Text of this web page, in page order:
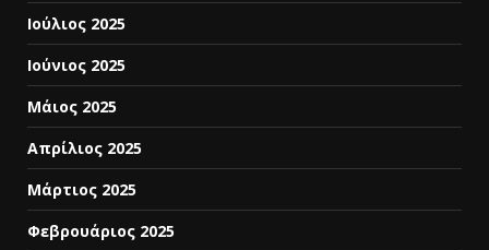
Ιούλιος 2025
Ιούνιος 2025
Μάιος 2025
Απρίλιος 2025
Μάρτιος 2025
Φεβρουάριος 2025